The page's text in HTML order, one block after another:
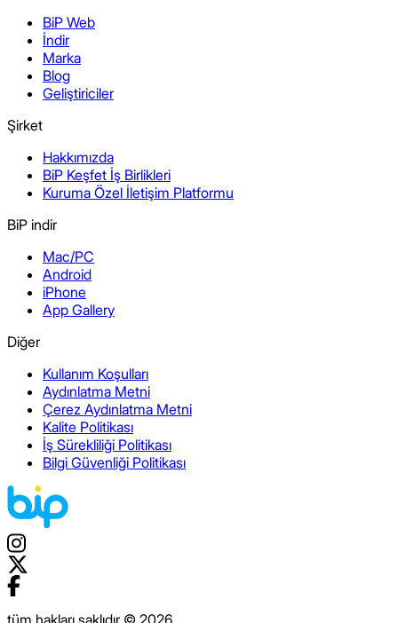
BiP Web
İndir
Marka
Blog
Geliştiriciler
Şirket
Hakkımızda
BiP Keşfet İş Birlikleri
Kuruma Özel İletişim Platformu
BiP indir
Mac/PC
Android
iPhone
App Gallery
Diğer
Kullanım Koşulları
Aydınlatma Metni
Çerez Aydınlatma Metni
Kalite Politikası
İş Sürekliliği Politikası
Bilgi Güvenliği Politikası
tüm hakları saklıdır © 2026